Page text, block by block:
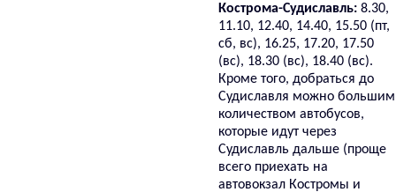
Кострома-Судиславль: 8.30,
11.10, 12.40, 14.40, 15.50 (пт,
сб, вс), 16.25, 17.20, 17.50
(вс), 18.30 (вс), 18.40 (вс).
Кроме того, добраться до
Судиславля можно большим
количеством автобусов,
которые идут через
Судиславль дальше (проще
всего приехать на
автовокзал Костромы и